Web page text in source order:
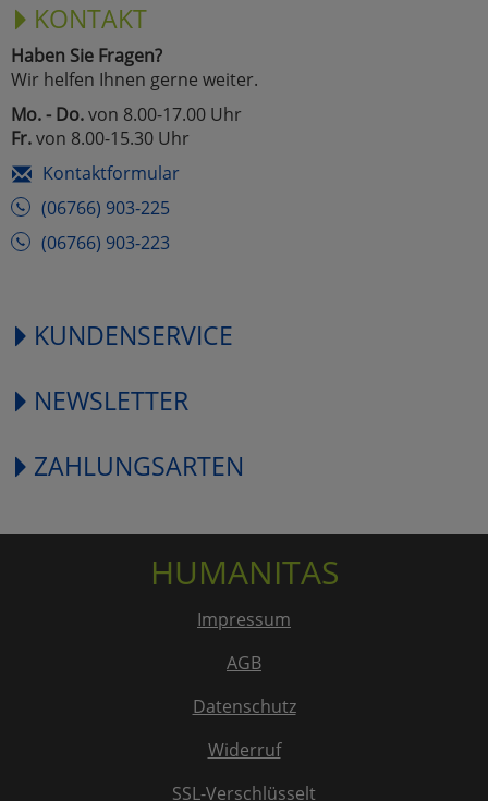
KONTAKT
Haben Sie Fragen?
Wir helfen Ihnen gerne weiter.
Mo. - Do.von 8.00-17.00 Uhr
Fr.von 8.00-15.30 Uhr
Kontaktformular
(06766) 903-225
(06766) 903-223
KUNDENSERVICE
NEWSLETTER
ZAHLUNGSARTEN
HUMANITAS
Impressum
AGB
Datenschutz
Widerruf
SSL-Verschlüsselt